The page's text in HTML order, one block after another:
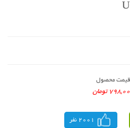
قیمت محصول
تومان
2001 نفر